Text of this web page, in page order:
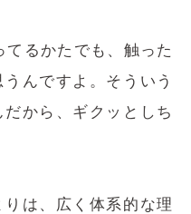
るかたでも、触った
んですよ。そういう
から、ギクッとしち
は、広く体系的な理